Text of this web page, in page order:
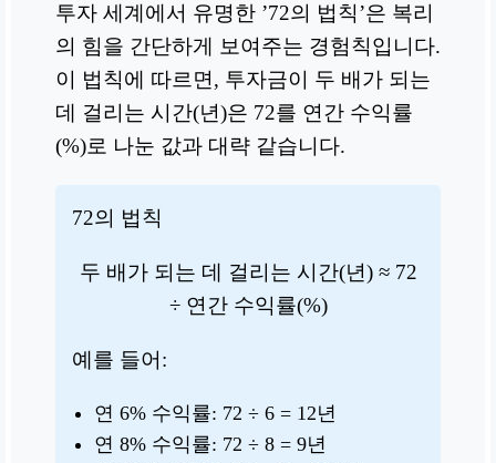
투자 세계에서 유명한 ’72의 법칙’은 복리
의 힘을 간단하게 보여주는 경험칙입니다.
이 법칙에 따르면, 투자금이 두 배가 되는
데 걸리는 시간(년)은 72를 연간 수익률
(%)로 나눈 값과 대략 같습니다.
72의 법칙
두 배가 되는 데 걸리는 시간(년) ≈ 72
÷ 연간 수익률(%)
예를 들어:
연 6% 수익률: 72 ÷ 6 = 12년
연 8% 수익률: 72 ÷ 8 = 9년